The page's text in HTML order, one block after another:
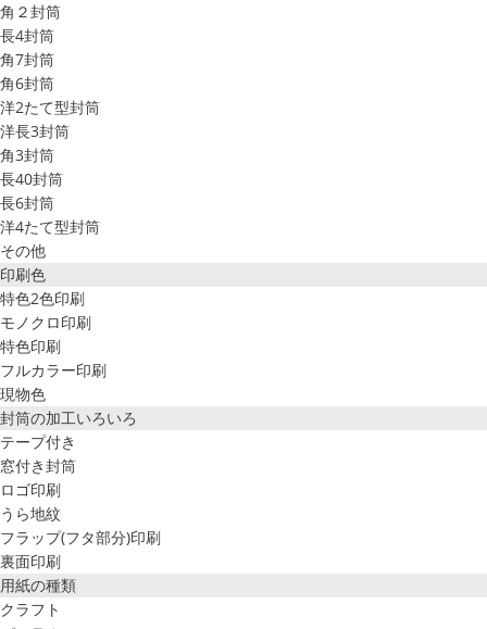
角２封筒
長4封筒
角7封筒
角6封筒
洋2たて型封筒
洋長3封筒
角3封筒
長40封筒
長6封筒
洋4たて型封筒
その他
印刷色
特色2色印刷
モノクロ印刷
特色印刷
フルカラー印刷
現物色
封筒の加工いろいろ
テープ付き
窓付き封筒
ロゴ印刷
うら地紋
フラップ(フタ部分)印刷
裏面印刷
用紙の種類
クラフト